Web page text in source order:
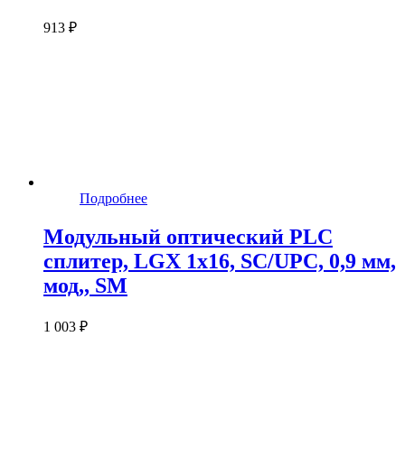
913 ₽
Подробнее
Модульный оптический PLC
сплитер, LGX 1x16, SC/UPC, 0,9 мм,
мод,, SM
1 003 ₽